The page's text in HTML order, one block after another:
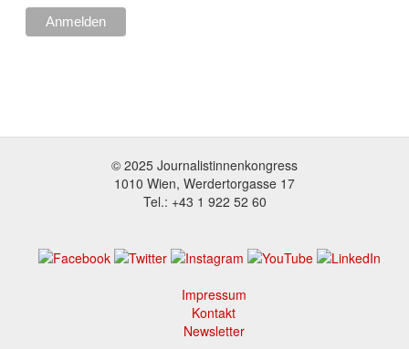
© 2025 Journalistinnenkongress
1010 Wien, Werdertorgasse 17
Tel.: +43 1 922 52 60
Impressum
Kontakt
Newsletter